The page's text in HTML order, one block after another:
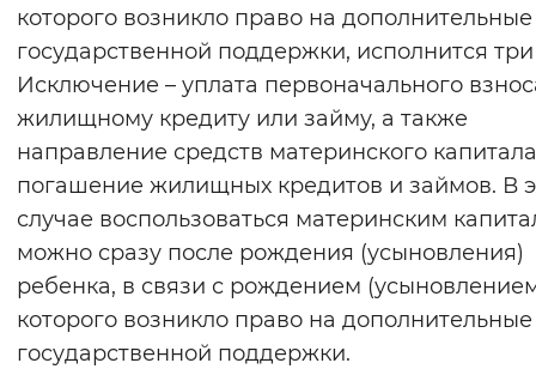
Вернуть стандартные настройки
которого возникло право на
государственной поддержки, исполнится три
Исключение – уплата первоначального
жилищному кредиту или займу, а также
направление средств материнского
погашение жилищных кредитов и займов. В
случае воспользоваться материнским
можно сразу после рождения (усыновления)
ребенка, в связи с рождением
которого возникло право на
государственной поддержки.